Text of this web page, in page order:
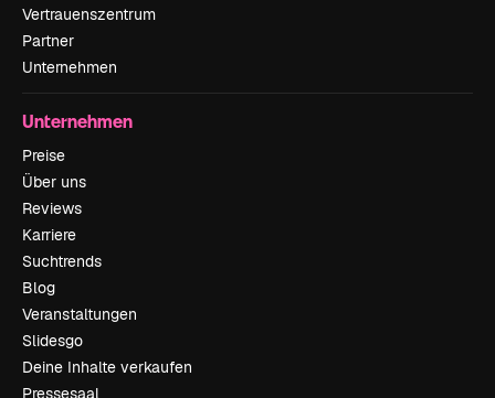
Vertrauenszentrum
Partner
Unternehmen
Unternehmen
Preise
Über uns
Reviews
Karriere
Suchtrends
Blog
Veranstaltungen
Slidesgo
Deine Inhalte verkaufen
Pressesaal